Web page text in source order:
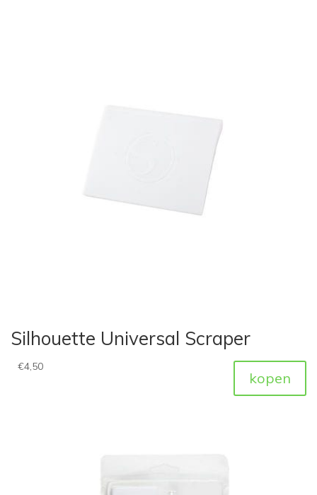
Silhouette Universal Scraper
€4,50
kopen